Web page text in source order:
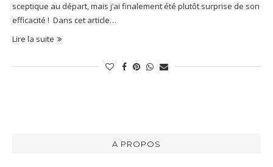
sceptique au départ, mais j’ai finalement été plutôt surprise de son
efficacité ! Dans cet article…
Lire la suite
A PROPOS